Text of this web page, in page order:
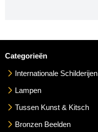
Categorieën
Internationale Schilderijen
Lampen
Tussen Kunst & Kitsch
Bronzen Beelden